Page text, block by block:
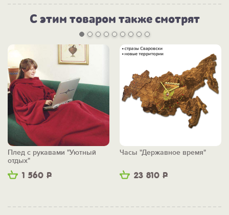
С этим товаром также смотрят
1 560 Р
Плед с рукавами "Уютный
отдых"
23 810 Р
Часы "Державное время"